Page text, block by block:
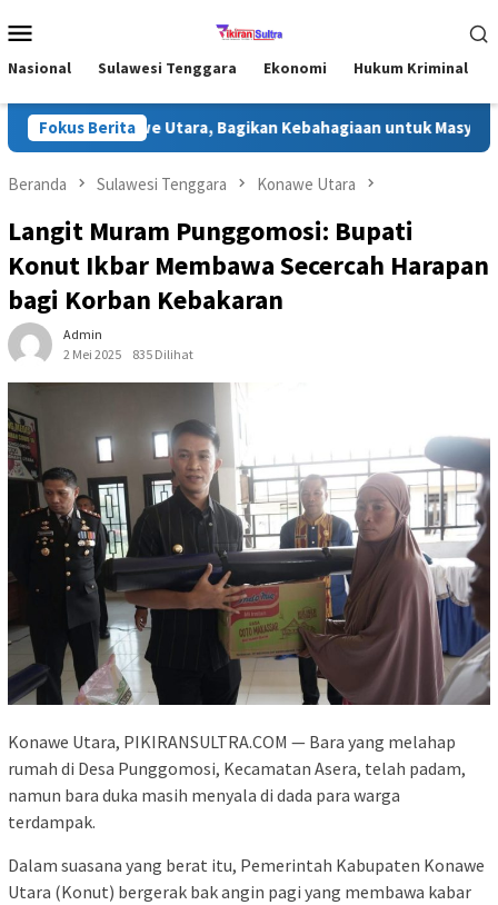
ke
Mobile
Nasional Sulawesi Tenggara Ekonomi Hukum Kriminal
Fokus Berita
di Konawe Utara, Bagikan Kebahagiaan untuk Masyarakat
Beranda Sulawesi Tenggara Konawe Utara
Langit Muram Punggomosi: Bupati
Konut Ikbar Membawa Secercah Harapan
bagi Korban Kebakaran
Admin
2 Mei 2025
835 Dilihat
Konawe Utara, PIKIRANSULTRA.COM — Bara yang melahap
rumah di Desa Punggomosi, Kecamatan Asera, telah padam,
namun bara duka masih menyala di dada para warga
terdampak.
Dalam suasana yang berat itu, Pemerintah Kabupaten Konawe
Utara (Konut) bergerak bak angin pagi yang membawa kabar